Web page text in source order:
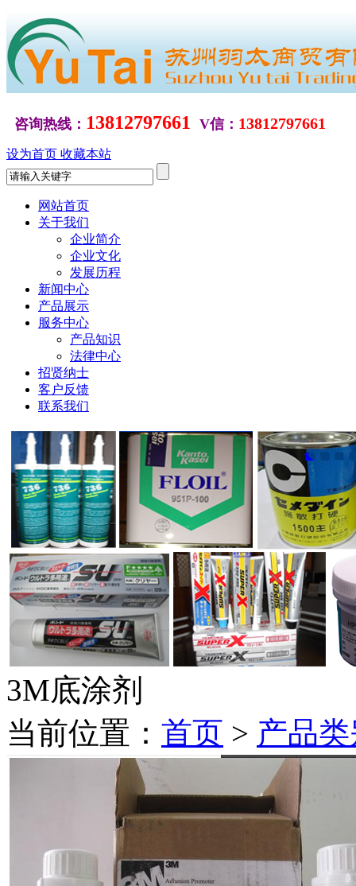
咨询热线： 13812797661 V信： 13812797661
设为首页 收藏本站
网站首页
关于我们
企业简介
企业文化
发展历程
新闻中心
产品展示
服务中心
产品知识
法律中心
招贤纳士
客户反馈
联系我们
1
2
3
4
5
6
3M底涂剂
当前位置： 首页 > 产品